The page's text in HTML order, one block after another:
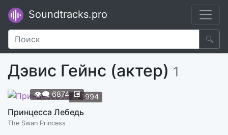
Soundtracks.pro
🔍
Дэвис Гейнс (актер) 1
📆1994
👁️‍🗨️6874 💽
Принцесса Лебедь
The Swan Princess